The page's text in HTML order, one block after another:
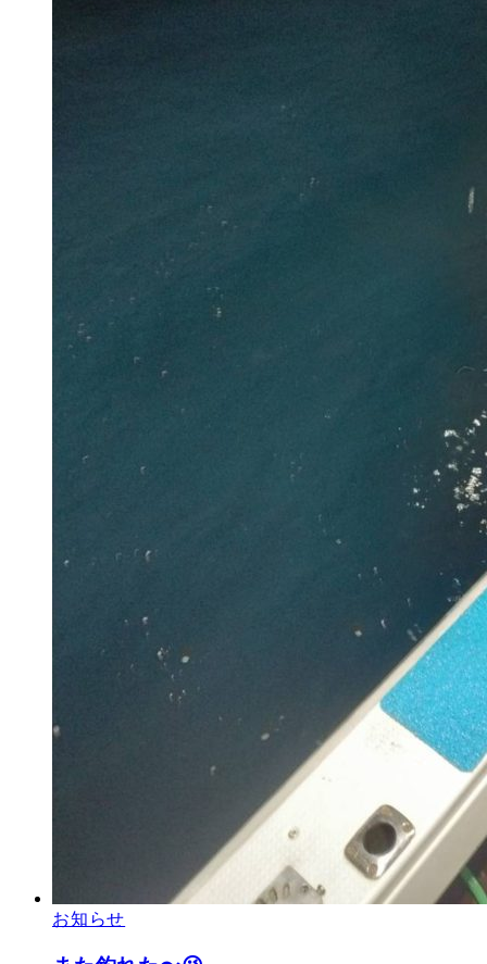
お知らせ